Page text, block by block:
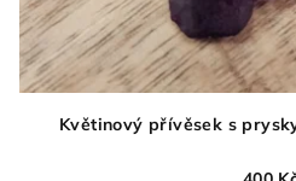
Květinový přívěsek s